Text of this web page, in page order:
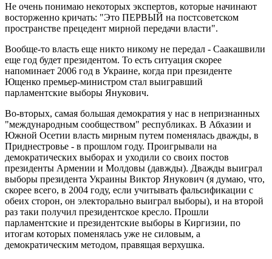
Не очень понимаю некоторых экспертов, которые начинают
восторженно кричать: "Это ПЕРВЫЙ на постсоветском
пространстве прецедент мирной передачи власти".
Вообще-то власть еще никто никому не передал - Саакашвили
еще год будет президентом. То есть ситуация скорее
напоминает 2006 год в Украине, когда при президенте
Ющенко премьер-министром стал выигравший
парламентские выборы Янукович.
Во-вторых, самая большая демократия у нас в непризнанных
"международным сообществом" республиках. В Абхазии и
Южной Осетии власть мирным путем поменялась дважды, в
Приднестровье - в прошлом году. Проигрывали на
демократических выборах и уходили со своих постов
президенты Армении и Молдовы (давжды). Дважды выиграл
выборы президента Украины Виктор Янукович (я думаю, что,
скорее всего, в 2004 году, если учитывать фальсификации с
обеих сторон, он электорально выиграл выборы), и на второй
раз таки получил президентское кресло. Прошли
парламентские и президентские выборы в Киргизии, по
итогам которых поменялась уже не силовым, а
демократическим методом, правящая верхушка.